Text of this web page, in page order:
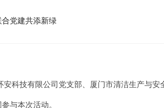
党建共添新绿
安科技有限公司党支部、厦门市清洁生产与
与本次活动。